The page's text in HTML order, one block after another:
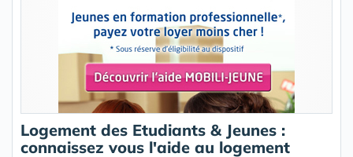
Logement des Etudiants & Jeunes :
connaissez vous l'aide au logement